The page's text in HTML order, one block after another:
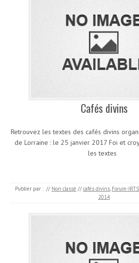
Cafés divins
Retrouvez les textes des cafés divins
de Lorraine : le 25 janvier 2017 Foi et
les textes
Publier par : // Non classé // cafés divins, Forum-
2014